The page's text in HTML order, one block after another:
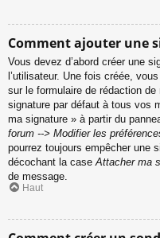
Comment ajouter une
Vous devez d’abord créer une
l’utilisateur. Une fois créée,
sur le formulaire de rédaction
signature par défaut à tous vos
ma signature » à partir du
forum --> Modifier les
pourrez toujours empêcher une
décochant la caseAttacher ma
de message.
Haut